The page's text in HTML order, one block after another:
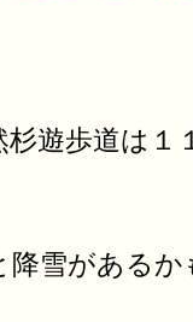
遊歩道は１
降雪がある